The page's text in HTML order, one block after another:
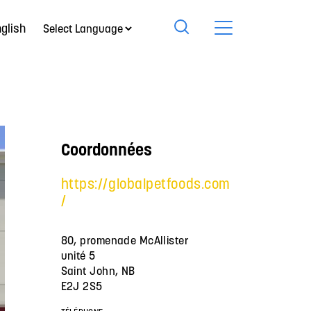
Coordonnées
https://globalpetfoods.com
/
80, promenade McAllister
unité 5
Saint John, NB
E2J 2S5